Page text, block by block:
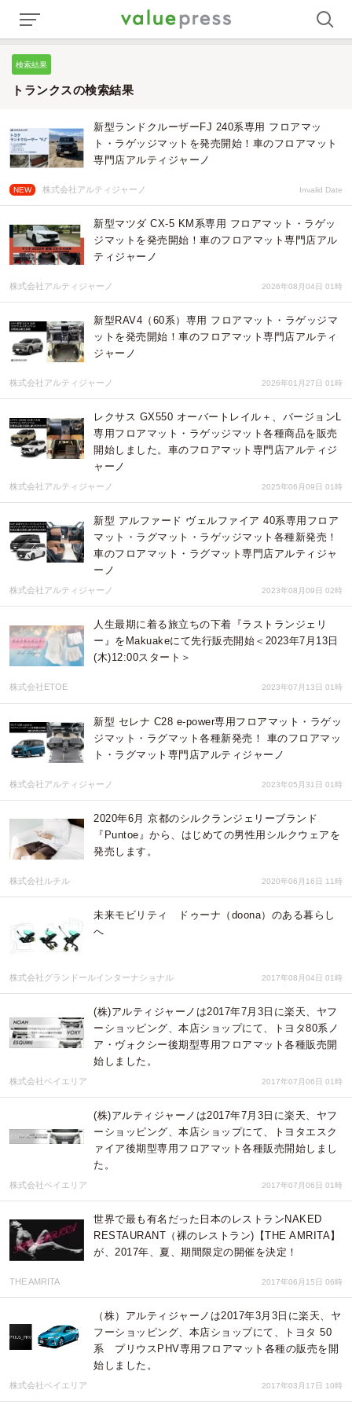
検索結果
トランクスの検索結果
新型ランドクルーザーFJ 240系専用 フロアマッ
ト・ラゲッジマットを発売開始！車のフロアマット
専門店アルティジャーノ
NEW 株式会社アルティジャーノ Invalid Date
新型マツダ CX-5 KM系専用 フロアマット・ラゲッ
ジマットを発売開始！車のフロアマット専門店アル
ティジャーノ
株式会社アルティジャーノ 2026年08月04日 01時
新型RAV4（60系）専用 フロアマット・ラゲッジマ
ットを発売開始！車のフロアマット専門店アルティ
ジャーノ
株式会社アルティジャーノ 2026年01月27日 01時
レクサス GX550 オーバートレイル＋、バージョンL
専用フロアマット・ラゲッジマット各種商品を販売
開始しました。車のフロアマット専門店アルティジ
ャーノ
株式会社アルティジャーノ 2025年06月09日 01時
新型 アルファード ヴェルファイア 40系専用フロア
マット・ラグマット・ラゲッジマット各種新発売！
車のフロアマット・ラグマット専門店アルティジャ
ーノ
株式会社アルティジャーノ 2023年08月09日 02時
人生最期に着る旅立ちの下着『ラストランジェリ
ー』をMakuakeにて先行販売開始＜2023年7月13日
(木)12:00スタート＞
株式会社ETOE 2023年07月13日 01時
新型 セレナ C28 e-power専用フロアマット・ラゲッ
ジマット・ラグマット各種新発売！ 車のフロアマッ
ト・ラグマット専門店アルティジャーノ
株式会社アルティジャーノ 2023年05月31日 01時
2020年6月 京都のシルクランジェリーブランド
『Puntoe』から、はじめての男性用シルクウェアを
発売します。
株式会社ルチル 2020年06月16日 11時
未来モビリティ ドゥーナ（doona）のある暮らし
へ
株式会社グランドールインターナショナル 2017年08月04日 01時
(株)アルティジャーノは2017年7月3日に楽天、ヤフ
ーショッピング、本店ショップにて、トヨタ80系ノ
ア・ヴォクシー後期型専用フロアマット各種販売開
始しました。
株式会社ベイエリア 2017年07月06日 01時
(株)アルティジャーノは2017年7月3日に楽天、ヤフ
ーショッピング、本店ショップにて、トヨタエスク
ァイア後期型専用フロアマット各種販売開始しまし
た。
株式会社ベイエリア 2017年07月06日 01時
世界で最も有名だった日本のレストランNAKED
RESTAURANT（裸のレストラン)【THE AMRITA】
が、2017年、夏、期間限定の開催を決定！
THE AMRITA 2017年06月15日 06時
（株）アルティジャーノは2017年3月3日に楽天、ヤ
フーショッピング、本店ショップにて、トヨタ 50
系 プリウスPHV専用フロアマット各種の販売を開
始しました。
株式会社ベイエリア 2017年03月17日 10時